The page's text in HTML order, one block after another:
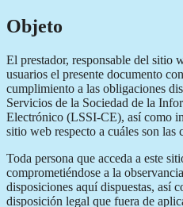
Objeto
El prestador, responsable del sitio
usuarios el presente documento
cumplimiento a las obligaciones
Servicios de la Sociedad de la
Electrónico (LSSI-CE), así como
sitio web respecto a cuáles son
Toda persona que acceda a este
comprometiéndose a la
disposiciones aquí dispuestas, así
disposición legal que fuera de